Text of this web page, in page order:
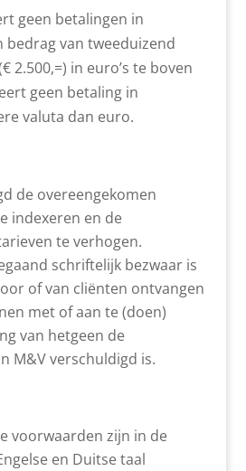
geen betalingen in
bedrag van tweeduizend
2.500,=) in euro’s te boven
geen betaling in
valuta dan euro.
de overeengekomen
indexeren en de
te verhogen.
schriftelijk bezwaar is
of van cliënten ontvangen
met of aan te (doen)
van hetgeen de
M&V verschuldigd is.
voorwaarden zijn in de
en Duitse taal